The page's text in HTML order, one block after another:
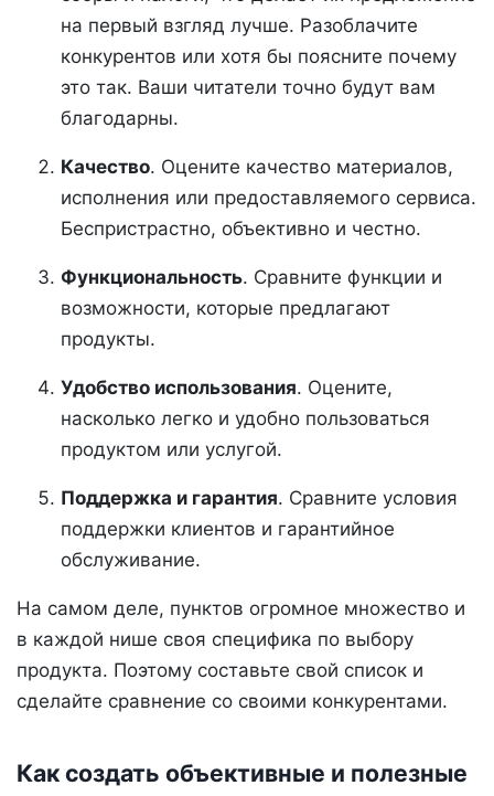
на первый взгляд лучше. Разоблачите
конкурентов или хотя бы поясните почему
это так. Ваши читатели точно будут вам
благодарны.
Качество. Оцените качество материалов,
исполнения или предоставляемого сервиса.
Беспристрастно, объективно и честно.
Функциональность. Сравните функции и
возможности, которые предлагают
продукты.
Удобство использования. Оцените,
насколько легко и удобно пользоваться
продуктом или услугой.
Поддержка и гарантия. Сравните условия
поддержки клиентов и гарантийное
обслуживание.
На самом деле, пунктов огромное множество и
в каждой нише своя специфика по выбору
продукта. Поэтому составьте свой список и
сделайте сравнение со своими конкурентами.
Как создать объективные и полезные